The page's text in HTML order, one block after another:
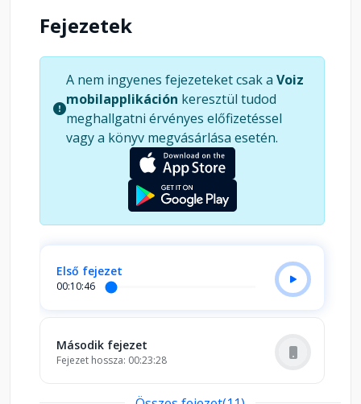
létezés értelmének kérdéseibe. Mark Twain
mélyen gondolatébresztő. Olyan kérdéseket tesz
fel, amelyekre ma, 2025-ben is döbbenten
hallgatunk: Létezik-e jó és rossz, vagy csak
véletlenszerű cselekedetek halmaza az élet? Van-
e sorsunk, vagy csak történnek velünk a dolgok?
És ha Isten létezik – vajon törődik-e velünk
Fejezetek
A nem ingyenes fejezeteket csak a Voiz
mobilapplikáción keresztül tudod
meghallgatni érvényes előfizetéssel
vagy a könyv megvásárlása esetén.
Első fejezet
00:10:46
Második fejezet
Fejezet hossza: 00:23:28